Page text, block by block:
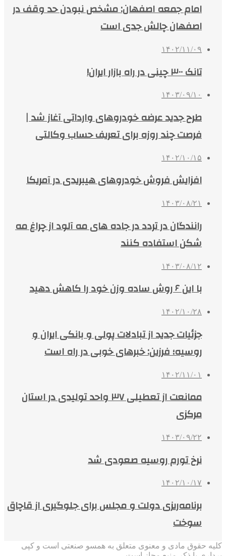
امام جمعه اصفهان: مشخص نبودن حد وقف در
اصفهان چالش جدی است
۱۴۰۲/۱۱/۰۹
تانک ۳۰۰ چینی در راه بازار ایران!
۱۴۰۳/۰۹/۱۰
طرح جدید عرضه خودروهای وارداتی آغاز شد |
فرصت چند روزه برای تعریف حساب وکالتی
۱۴۰۲/۱۰/۱۵
افزایش فروش خودروهای هیبریدی در آمریکا
۱۴۰۳/۰۸/۲۱
رانندگان در تردد در جاده های مه آلود از چراغ مه
شکن استفاده کنند
۱۴۰۳/۰۸/۱۲
با این ۶ روش ساده وزن خود را کاهش دهید
۱۴۰۲/۱۰/۲۸
جزئیات جدید از تبادلات پولی و بانکی ایران و
روسیه؛ فرزین: خبرهای خوبی در راه است
۱۴۰۲/۱۱/۰۱
ممانعت از تعطیلی ۳۷ واحد تولیدی در استان
مرکزی
۱۴۰۳/۰۹/۲۲
نرخ تورم روسیه صعودی شد
۱۴۰۲/۱۰/۱۷
برنامه‌ریزی دولت و مجلس برای جلوگیری از قاچاق
سوخت
کلیه حقوق مادی و معنوی متعلق به همسو صنعتی است و کپی